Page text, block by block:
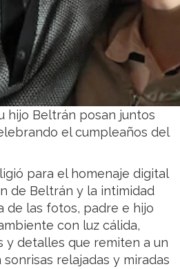
hijo Beltrán posan juntos
el cumpleaños del
para el homenaje digital
de Beltrán y la intimidad
de las fotos, padre e hijo
con luz cálida,
y detalles que remiten a un
relajadas y miradas